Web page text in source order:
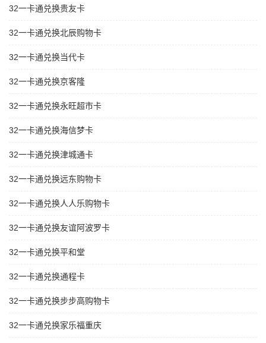
32一卡通兑换贵友卡
32一卡通兑换北辰购物卡
32一卡通兑换当代卡
32一卡通兑换京客隆
32一卡通兑换永旺超市卡
32一卡通兑换海信梦卡
32一卡通兑换津城通卡
32一卡通兑换远东购物卡
32一卡通兑换人人乐购物卡
32一卡通兑换友谊阿波罗卡
32一卡通兑换平和堂
32一卡通兑换通程卡
32一卡通兑换步步高购物卡
32一卡通兑换家乐福重庆